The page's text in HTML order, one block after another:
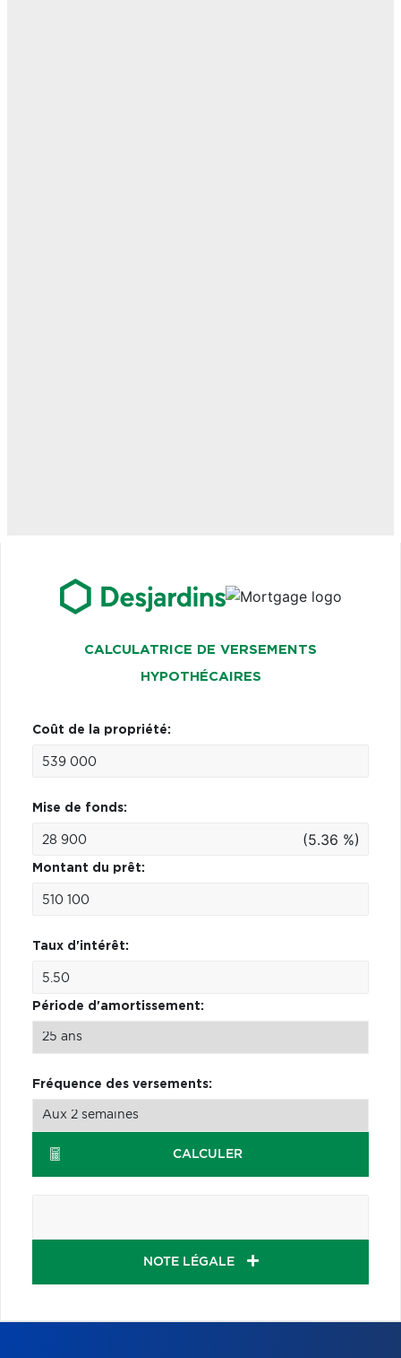
CALCULATRICE DE VERSEMENTS
HYPOTHÉCAIRES
Coût de la propriété:
Mise de fonds:
(5.36 %)
Montant du prêt:
Taux d'intérêt:
Période d'amortissement:
Fréquence des versements:
CALCULER
NOTE LÉGALE